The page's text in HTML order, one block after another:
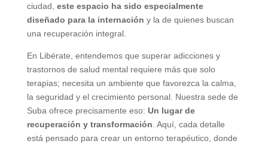
ciudad, este espacio ha sido especialmente
diseñado para la internación y la de quienes buscan
una recuperación integral.
En Libérate, entendemos que superar adicciones y
trastornos de salud mental requiere más que solo
terapias; necesita un ambiente que favorezca la calma,
la seguridad y el crecimiento personal. Nuestra sede de
Suba ofrece precisamente eso: Un lugar de
recuperación y transformación . Aquí, cada detalle
está pensado para crear un entorno terapéutico, donde